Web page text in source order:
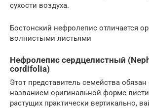
сухости воздуха.
Бостонский нефролепис отличается
волнистыми листьями
Нефролепис сердцелистный
cordifolia)
Этот представитель семейства
названием оригинальной форме
растущих практически вертикально,